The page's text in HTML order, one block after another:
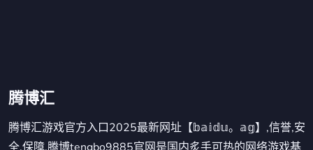
腾博汇
腾博汇游戏官方入口2025最新网址【𝕓𝕒𝕚𝕕𝕦。𝕒𝕘】,信誉,安